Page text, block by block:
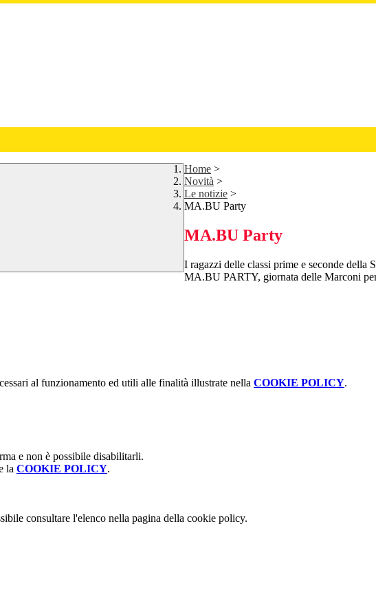
Home >
Novità >
Le notizie >
MA.BU Party
MA.BU Party
I ragazzi delle classi prime e seconde della
MA.BU PARTY, giornata delle Marconi
al funzionamento ed utili alle finalità illustrate nella COOKIE POLICY.
e non è possibile disabilitarli.
la COOKIE POLICY.
consultare l'elenco nella pagina della cookie policy.